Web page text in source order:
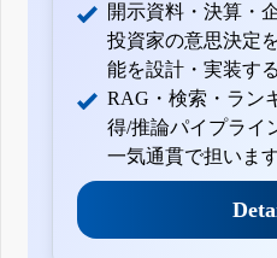
開示資料・決算・
投資家の意思決定
能を設計・実装す
RAG・検索・ラン
得/推論パイプライ
一気通貫で担います